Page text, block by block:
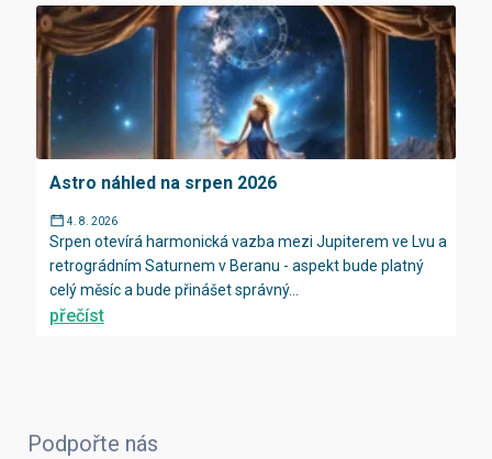
Astro náhled na srpen 2026
4. 8. 2026
Srpen otevírá harmonická vazba mezi Jupiterem ve Lvu a
retrográdním Saturnem v Beranu - aspekt bude platný
celý měsíc a bude přinášet správný...
přečíst
Podpořte nás